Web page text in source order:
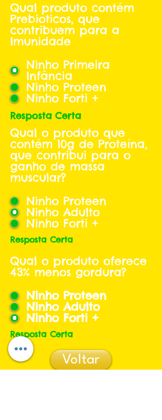
Qual produto contém
Prebioticos, que
contribuem para a
Imunidade
Ninho Primeira
Infância
Ninho Proteen
Ninho Forti +
Resposta Certa
Qual o produto que
contém 10g de Proteína,
que contribui para o
ganho de massa
muscular?
Ninho Proteen
Ninho Adulto
Ninho Forti +
Resposta Certa
Qual o produto oferece
43% menos gordura?
Ninho Proteen
Ninho Adulto
Ninho Forti +
Resposta Certa
Voltar